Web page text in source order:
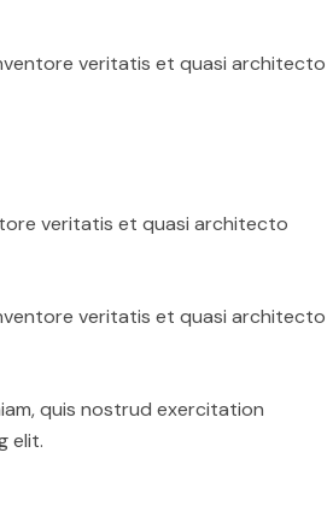
veritatis et quasi architecto
veritatis et quasi architecto
veritatis et quasi architecto
quis nostrud exercitation
elit.